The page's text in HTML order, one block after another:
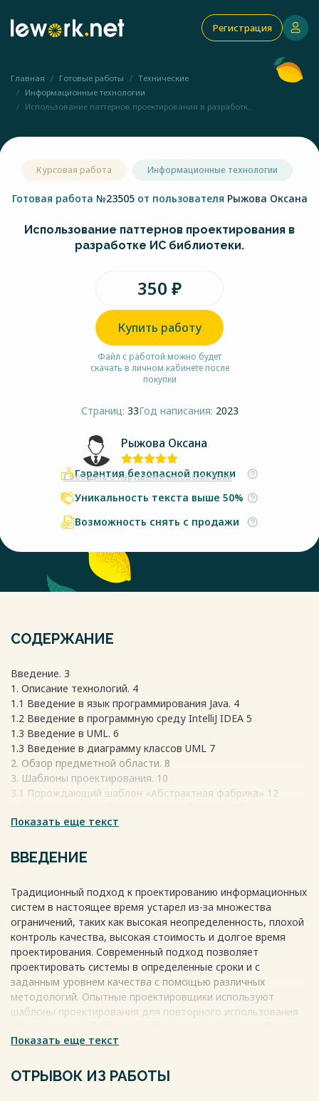
Регистрация
Главная Готовые работы
Технические
Информационные технологии
Использование паттернов проектирования в разработк...
Курсовая работа Информационные технологии
Готовая работа №23505 от пользователя Рыжова Оксана
Использование паттернов проектирования в
разработке ИС библиотеки.
350 ₽
Купить работу
Файл с работой можно будет
скачать в личном кабинете после
покупки
Страниц: 33Год написания: 2023
Рыжова Оксана
Сообщить о нарушении авторских прав
Гарантия безопасной покупки
Уникальность текста выше 50%
Возможность снять с продажи
СОДЕРЖАНИЕ
Введение. 3
1. Описание технологий. 4
1.1 Введение в язык программирования Java. 4
1.2 Введение в программную среду IntelliJ IDEA 5
1.3 Введение в UML. 6
1.3 Введение в диаграмму классов UML 7
2. Обзор предметной области. 8
3. Шаблоны проектирования. 10
3.1 Порождающий шаблон «Абстрактная фабрика» 12
3.3 Поведенческий шаблон «Стратегия» 24
Заключение 33
Список литературы 34
Показать еще текст
ВВЕДЕНИЕ
Традиционный подход к проектированию информационных
систем в настоящее время устарел из-за множества
ограничений, таких как высокая неопределенность, плохой
контроль качества, высокая стоимость и долгое время
проектирования. Современный подход позволяет
проектировать системы в определенные сроки и с
заданным уровнем качества с помощью различных
методологий. Опытные проектировщики используют
шаблоны проектирования для повторного использования
понятным и надежным независимо от выбранной
Весь текст будет доступенпосле покупки
Показать еще текст
ОТРЫВОК ИЗ РАБОТЫ